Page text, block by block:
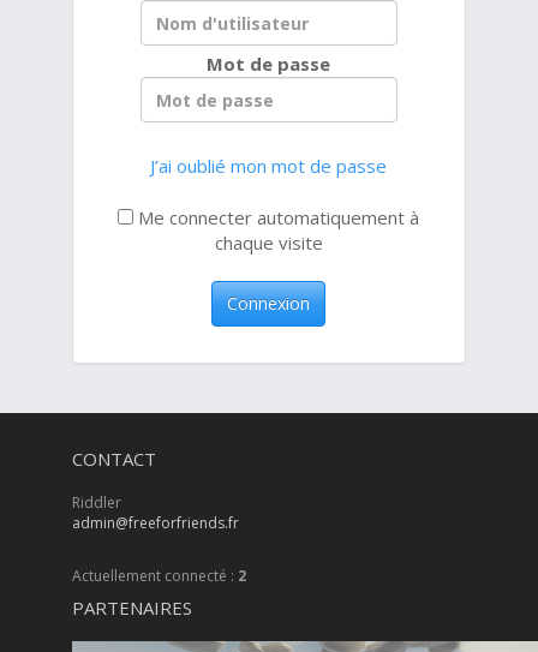
Mot de passe
J’ai oublié mon mot de passe
Me connecter automatiquement à
chaque visite
CONTACT
Riddler
admin@freeforfriends.fr
Actuellement connecté : 2
PARTENAIRES